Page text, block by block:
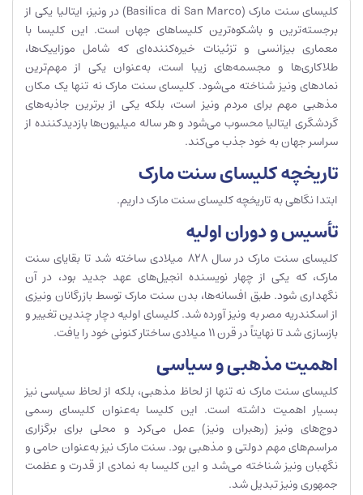
کلیسای سنت مارک (Basilica di San Marco) در ونیز، ایتالیا یکی از
برجسته‌ترین و باشکوه‌ترین کلیساهای جهان است. این کلیسا با
معماری بیزانسی و تزئینات خیره‌کننده‌ای که شامل موزاییک‌ها،
طلاکاری‌ها و مجسمه‌های زیبا است، به‌عنوان یکی از مهم‌ترین
نمادهای ونیز شناخته می‌شود. کلیسای سنت مارک نه تنها یک مکان
مذهبی مهم برای مردم ونیز است، بلکه یکی از برترین جاذبه‌های
گردشگری ایتالیا محسوب می‌شود و هر ساله میلیون‌ها بازدیدکننده از
سراسر جهان به خود جذب می‌کند.
تاریخچه کلیسای سنت مارک
ابتدا نگاهی به تاریخچه کلیسای سنت مارک داریم.
تأسیس و دوران اولیه
کلیسای سنت مارک در سال 828 میلادی ساخته شد تا بقایای سنت
مارک، که یکی از چهار نویسنده انجیل‌های عهد جدید بود، در آن
نگهداری شود. طبق افسانه‌ها، بدن سنت مارک توسط بازرگانان ونیزی
از اسکندریه مصر به ونیز آورده شد. کلیسای اولیه دچار چندین تغییر و
بازسازی شد تا نهایتاً در قرن 11 میلادی ساختار کنونی خود را یافت.
اهمیت مذهبی و سیاسی
کلیسای سنت مارک نه تنها از لحاظ مذهبی، بلکه از لحاظ سیاسی نیز
بسیار اهمیت داشته است. این کلیسا به‌عنوان کلیسای رسمی
دوج‌های ونیز (رهبران ونیز) عمل می‌کرد و محلی برای برگزاری
مراسم‌های مهم دولتی و مذهبی بود. سنت مارک نیز به‌عنوان حامی و
نگهبان ونیز شناخته می‌شد و این کلیسا به نمادی از قدرت و عظمت
جمهوری ونیز تبدیل شد.